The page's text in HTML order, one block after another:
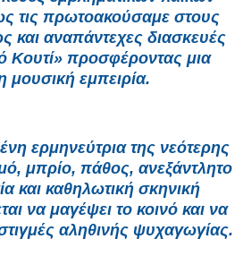
τις πρωτοακούσαμε στους
και αναπάντεχες διασκευές
Κουτί» προσφέροντας μια
μουσική εμπειρία.
ερμηνεύτρια της νεότερης
μπρίο, πάθος, ανεξάντλητο
και καθηλωτική σκηνική
να μαγέψει το κοινό και να
αληθινής ψυχαγωγίας.